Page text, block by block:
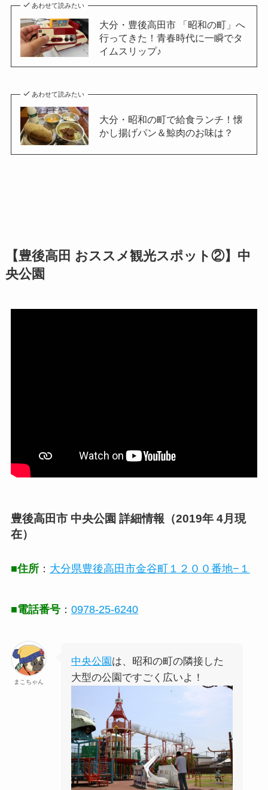
あわせて読みたい
大分・豊後高田市 「昭和の町」へ
行ってきた！青春時代に一瞬でタ
イムスリップ♪
あわせて読みたい
大分・昭和の町で給食ランチ！懐
かし揚げパン＆鯨肉のお味は？
【豊後高田 おススメ観光スポット②】中
央公園
豊後高田市 中央公園 詳細情報（2019年 4月現
在）
■住所： 大分県豊後高田市金谷町１２００番地−１
■電話番号： 0978-25-6240
まこちゃん
中央公園は、昭和の町の隣接した
大型の公園ですごく広いよ！